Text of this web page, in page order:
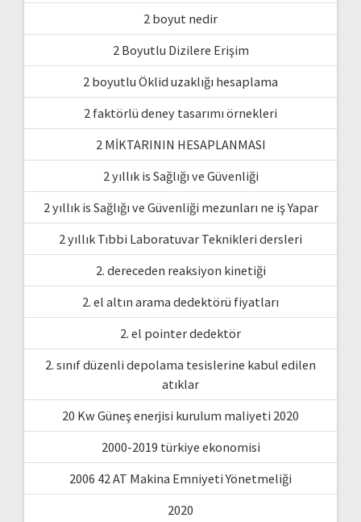
2 boyut nedir
2 Boyutlu Dizilere Erişim
2 boyutlu Öklid uzaklığı hesaplama
2 faktörlü deney tasarımı örnekleri
2 MİKTARININ HESAPLANMASI
2 yıllık is Sağlığı ve Güvenliği
2 yıllık is Sağlığı ve Güvenliği mezunları ne iş Yapar
2 yıllık Tıbbi Laboratuvar Teknikleri dersleri
2. dereceden reaksiyon kinetiği
2. el altın arama dedektörü fiyatları
2. el pointer dedektör
2. sınıf düzenli depolama tesislerine kabul edilen
atıklar
20 Kw Güneş enerjisi kurulum maliyeti 2020
2000-2019 türkiye ekonomisi
2006 42 AT Makina Emniyeti Yönetmeliği
2020